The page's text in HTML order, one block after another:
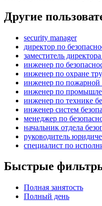
Другие
security manager
директор по
заместитель
инженер по
инженер по охране
инженер по пожарной
инженер по
инженер по технике
инженер систем
менеджер по
начальник отдела
руководитель
специалист по
Быстрые
Полная занятость
Полный день